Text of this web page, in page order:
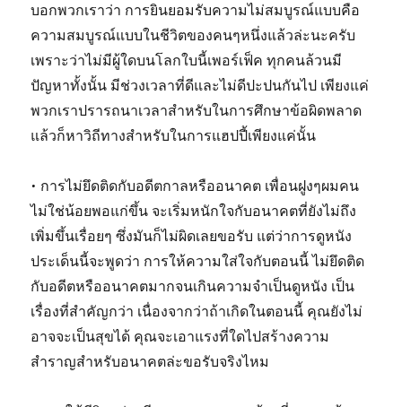
บอกพวกเราว่า การยินยอมรับความไม่สมบูรณ์แบบคือ
ความสมบูรณ์แบบในชีวิตของคนๆหนึ่งแล้วล่ะนะครับ
เพราะว่าไม่มีผู้ใดบนโลกใบนี้เพอร์เฟ็ค ทุกคนล้วนมี
ปัญหาทั้งนั้น มีช่วงเวลาที่ดีและไม่ดีปะปนกันไป เพียงแค่
พวกเราปรารถนาเวลาสำหรับในการศึกษาข้อผิดพลาด
แล้วก็หาวิถีทางสำหรับในการแฮปปี้เพียงแค่นั้น
• การไม่ยึดติดกับอดีตกาลหรืออนาคต เพื่อนฝูงๆผมคน
ไม่ใช่น้อยพอแก่ขึ้น จะเริ่มหนักใจกับอนาคตที่ยังไม่ถึง
เพิ่มขึ้นเรื่อยๆ ซึ่งมันก็ไม่ผิดเลยขอรับ แต่ว่าการดูหนัง
ประเด็นนี้จะพูดว่า การให้ความใส่ใจกับตอนนี้ ไม่ยึดติด
กับอดีตหรืออนาคตมากจนเกินความจำเป็นดูหนัง เป็น
เรื่องที่สำคัญกว่า เนื่องจากว่าถ้าเกิดในตอนนี้ คุณยังไม่
อาจจะเป็นสุขได้ คุณจะเอาแรงที่ใดไปสร้างความ
สำราญสำหรับอนาคตล่ะขอรับจริงไหม